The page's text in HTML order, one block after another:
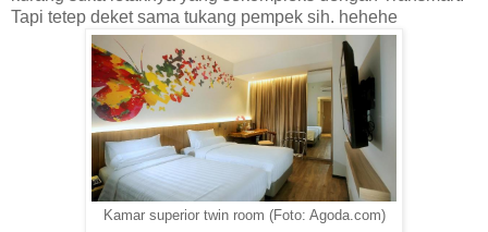
Tapi tetep deket sama tukang pempek sih. hehehe
Kamar superior twin room (Foto: Agoda.com)